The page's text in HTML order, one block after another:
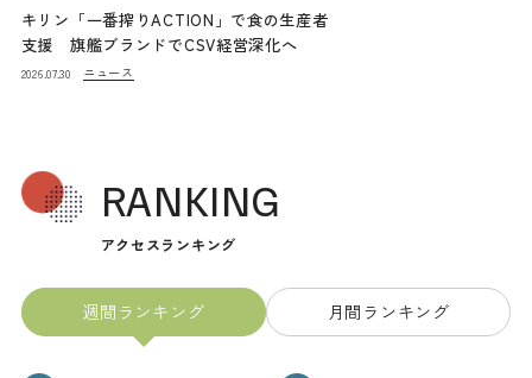
キリン「一番搾りACTION」で食の生産者
支援 旗艦ブランドでCSV経営深化へ
2026.07.30 ニュース
RANKING
アクセスランキング
週間ランキング 月間ランキング